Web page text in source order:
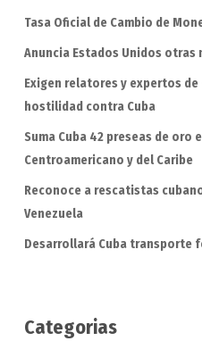
Tasa Oficial de Cambio de
Anuncia Estados Unidos
Exigen relatores y expertos de
hostilidad contra Cuba
Suma Cuba 42 preseas de oro
Centroamericano y del Caribe
Reconoce a rescatistas
Venezuela
Desarrollará Cuba transporte
Categorias